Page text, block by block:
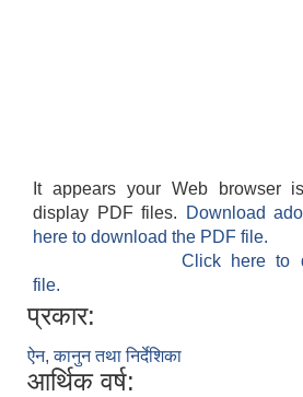
It appears your Web browser
display PDF files.
Download
here to download the PDF file.
Click here to
file.
प्रकार:
ऐन, कानुन तथा निर्देशिका
आर्थिक वर्ष: